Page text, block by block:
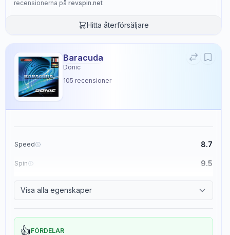
recensionerna på revspin.net
Hitta återförsäljare
Baracuda
Donic
105 recensioner
Speed 8.7
Spin 9.5
Visa alla egenskaper
👍FÖRDELAR